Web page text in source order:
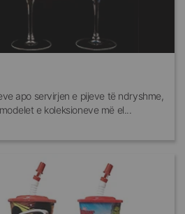
apo servirjen e pijeve të ndryshme,
e koleksioneve më el...